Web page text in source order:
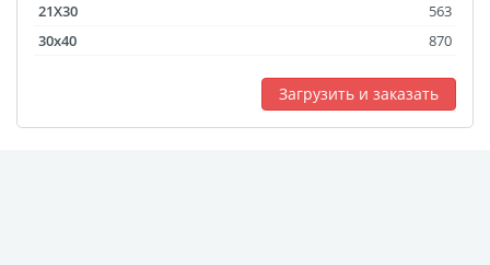
Латексная печать
21X30
563
30x40
870
Загрузить и заказать